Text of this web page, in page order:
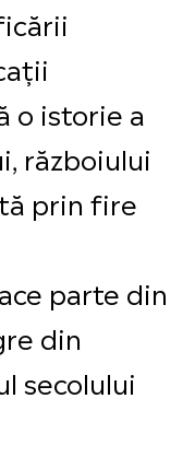
o istorie a
războiului
prin fire
parte din
din
secolului